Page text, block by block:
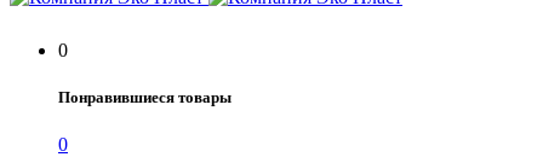
0
Понравившиеся товары
0